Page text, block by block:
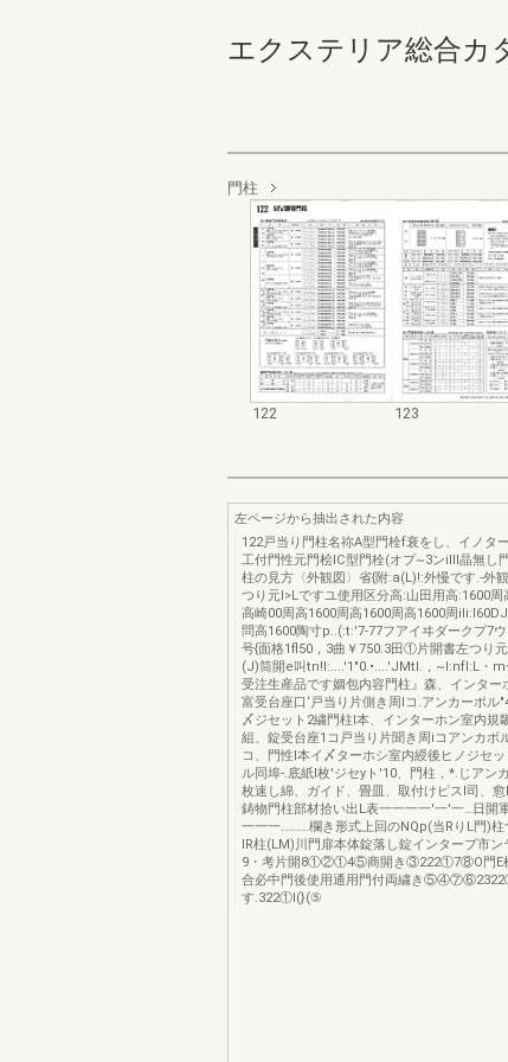
エクステリア総合カ
門柱
122 123
左ページから抽出された内容
122戸当り門柱名祢A型門栓f衰をし、イノタ
工付門性元門桧IC型門栓(オプ~3ンillI晶無し
柱の見方〈外観図〉省{附:a(L)!:外慢です.-外
つり元I>Lですユ使用区分高:山田用高:1600周
高崎00周高1600周高1600周高1600周
問高1600陶寸p..(:t:'7-77フアイヰダークプ7
号{面格1fl50，3曲￥750.3田①片開書左つり
(J)筒開e叫tn!l:....'1"0.•....'JMtl.，~l:nfI:L・m
受注生産品です姻包内容門柱』森、インター
富受台座口‘戸当り片側き周lコ.アンカーポル
〆ジセット2繍門柱l本、インターホン室内規
組、錠受台座1コ戸当り片聞き周iコアンカボ
コ、門性l本イ〆ターホシ室内綬後ヒノジセ
ル同埠-.底紙l枚'ジセyト'10、門柱，*.じアン
枚速し綿、ガイド、畳皿、取付けピスl司、
鋳物門柱部材拾い出L表一一一一'一'一…日開
一一一…….…欄き形式上回のNQp(当RりL門)
IR柱(LM)川門扉本体錠落し錠インタープ市ン
9・考片開8①②①4⑤商開き③222①7⑧O門E
合必中門後使用通用門付両繍き
す.322①I(}(⑤